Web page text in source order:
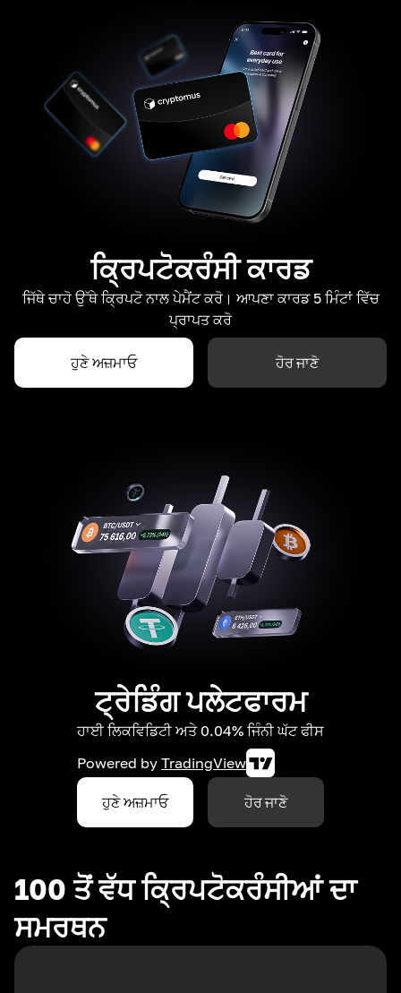
ਕ੍ਰਿਪਟੋਕਰੰਸੀ ਕਾਰਡ
ਜਿੱਥੇ ਚਾਹੋ ਉੱਥੇ ਕ੍ਰਿਪਟੋ ਨਾਲ ਪੇਮੈਂਟ ਕਰੋ। ਆਪਣਾ ਕਾਰਡ 5 ਮਿੰਟਾਂ ਵਿੱਚ
ਪ੍ਰਾਪਤ ਕਰੋ
ਹੁਣੇ ਅਜ਼ਮਾਓ ਹੋਰ ਜਾਣੋ
ਟ੍ਰੇਡਿੰਗ ਪਲੇਟਫਾਰਮ
ਹਾਈ ਲਿਕਵਿਡਿਟੀ ਅਤੇ 0.04% ਜਿੰਨੀ ਘੱਟ ਫੀਸ
Powered by TradingView
ਹੁਣੇ ਅਜ਼ਮਾਓ ਹੋਰ ਜਾਣੋ
100 ਤੋਂ ਵੱਧ ਕ੍ਰਿਪਟੋਕਰੰਸੀਆਂ ਦਾ
ਸਮਰਥਨ